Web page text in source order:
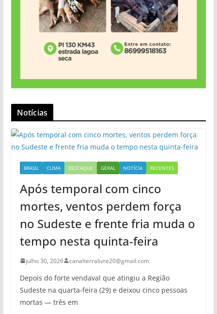
Notícias
BRASIL CLIMA DESTAQUE GERAL NOTÍCIA RECENTES
Após temporal com cinco
mortes, ventos perdem força
no Sudeste e frente fria muda o
tempo nesta quinta-feira
julho 30, 2026 canalterralivre20@gmail.com
Depois do forte vendaval que atingiu a Região
Sudeste na quarta-feira (29) e deixou cinco pessoas
mortas — três em